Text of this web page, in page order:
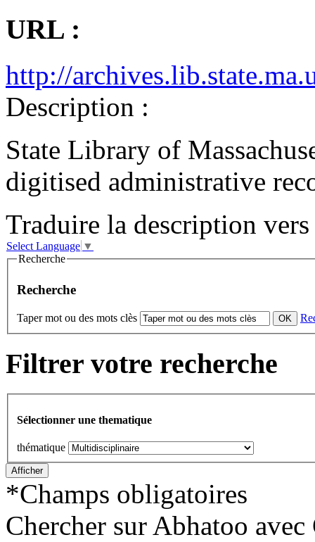
URL :
http://
Description :
State Library of
digitised administrative
Traduire la description
Select Language ▼
Recherche
Recherche
Taper mot ou des mots clès
Filtrer votre recherche
Sélectionner une thematique
thématique
*Champs obligatoires
Chercher sur Abhatoo